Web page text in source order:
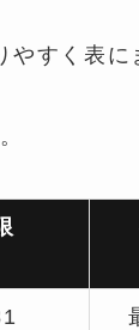
やすく表に